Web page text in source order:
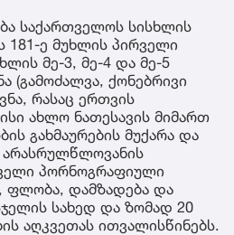
საქართველოს სისხლის
181-ე მუხლის პირველი
მე-3, მე-4 და მე-5
(გამოძალვა, ქონებრივი
რასაც ერთვის
ახლო ნათესავის მიმართ
გახმაურების მუქარა და
არასრულწლოვანის
პორნოგრაფიული
ფლობა, დამზადება და
სახედ და ზომად 20
აღკვეთას ითვალისწინებს.